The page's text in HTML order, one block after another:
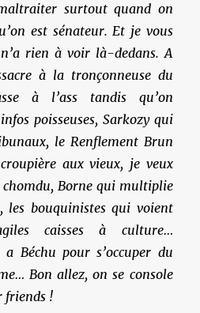
surtout quand on
est sénateur. Et je vous
rien à voir là-dedans. A
à la tronçonneuse du
à l’ass tandis qu’on
poisseuses, Sarkozy qui
le Renflement Brun
aux vieux, je veux
Borne qui multiplie
les bouquinistes qui voient
caisses à culture…
a Béchu pour s’occuper du
Bon allez, on se console
friends !